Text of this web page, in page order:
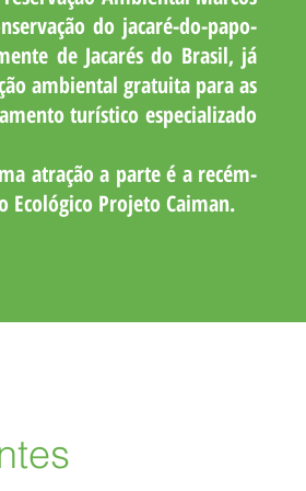
do jacaré-do-papo-
de Jacarés do Brasil, já
ambiental gratuita para as
turístico especializado
atração a parte é a recém-
Ecológico Projeto Caiman.